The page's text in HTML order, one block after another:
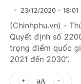
23/12/2020 18:01
(Chinhphu.vn) -
Quyết định số
trọng điểm quốc
2021 đến 2030”.
aA